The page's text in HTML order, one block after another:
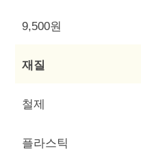
9,500원
재질
철제
플라스틱